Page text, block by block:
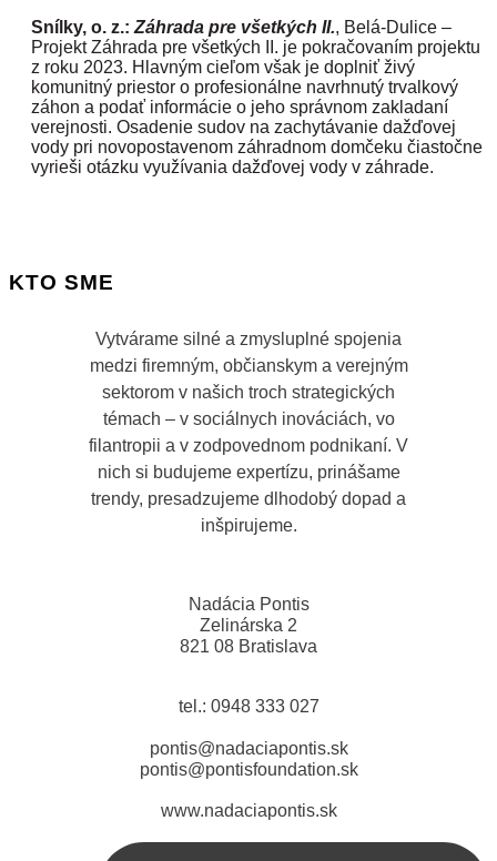
Snílky, o. z.: Záhrada pre všetkých II., Belá-Dulice –
Projekt Záhrada pre všetkých II. je pokračovaním projektu
z roku 2023. Hlavným cieľom však je doplniť živý
komunitný priestor o profesionálne navrhnutý trvalkový
záhon a podať informácie o jeho správnom zakladaní
verejnosti. Osadenie sudov na zachytávanie dažďovej
vody pri novopostavenom záhradnom domčeku čiastočne
vyrieši otázku využívania dažďovej vody v záhrade.
KTO SME
Vytvárame silné a zmysluplné spojenia
medzi firemným, občianskym a verejným
sektorom v našich troch strategických
témach – v sociálnych inováciách, vo
filantropii a v zodpovednom podnikaní. V
nich si budujeme expertízu, prinášame
trendy, presadzujeme dlhodobý dopad a
inšpirujeme.
Nadácia Pontis
Zelinárska 2
821 08 Bratislava
tel.: 0948 333 027
pontis@nadaciapontis.sk
pontis@pontisfoundation.sk
www.nadaciapontis.sk